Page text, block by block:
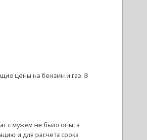
цены на бензин и газ. В
с мужем не было опыта
и для расчета срока